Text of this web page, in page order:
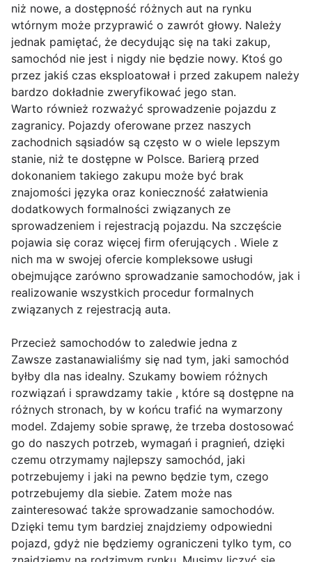
niż nowe, a dostępność różnych aut na rynku
wtórnym może przyprawić o zawrót głowy. Należy
jednak pamiętać, że decydując się na taki zakup,
samochód nie jest i nigdy nie będzie nowy. Ktoś go
przez jakiś czas eksploatował i przed zakupem należy
bardzo dokładnie zweryfikować jego stan.
Warto również rozważyć sprowadzenie pojazdu z
zagranicy. Pojazdy oferowane przez naszych
zachodnich sąsiadów są często w o wiele lepszym
stanie, niż te dostępne w Polsce. Barierą przed
dokonaniem takiego zakupu może być brak
znajomości języka oraz konieczność załatwienia
dodatkowych formalności związanych ze
sprowadzeniem i rejestracją pojazdu. Na szczęście
pojawia się coraz więcej firm oferujących . Wiele z
nich ma w swojej ofercie kompleksowe usługi
obejmujące zarówno sprowadzanie samochodów, jak i
realizowanie wszystkich procedur formalnych
związanych z rejestracją auta.
Przecież samochodów to zaledwie jedna z
Zawsze zastanawialiśmy się nad tym, jaki samochód
byłby dla nas idealny. Szukamy bowiem różnych
rozwiązań i sprawdzamy takie , które są dostępne na
różnych stronach, by w końcu trafić na wymarzony
model. Zdajemy sobie sprawę, że trzeba dostosować
go do naszych potrzeb, wymagań i pragnień, dzięki
czemu otrzymamy najlepszy samochód, jaki
potrzebujemy i jaki na pewno będzie tym, czego
potrzebujemy dla siebie. Zatem może nas
zainteresować także sprowadzanie samochodów.
Dzięki temu tym bardziej znajdziemy odpowiedni
pojazd, gdyż nie będziemy ograniczeni tylko tym, co